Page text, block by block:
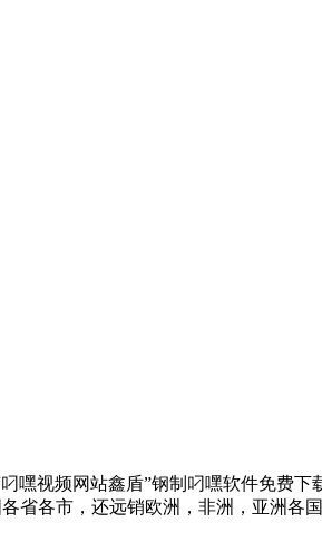
嘿视频网站鑫盾”钢制叼嘿软件免费
省各市，还远销欧洲，非洲，亚洲各